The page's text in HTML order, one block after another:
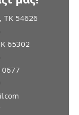
54626
65302